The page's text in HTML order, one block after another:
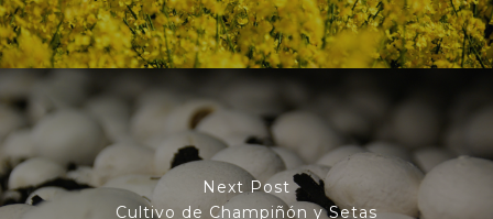
Next Post
Cultivo de Champiñón y Setas